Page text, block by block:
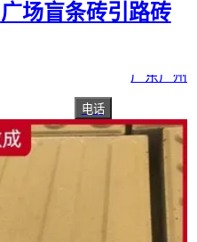
场盲条砖引路砖
广东广州
电话